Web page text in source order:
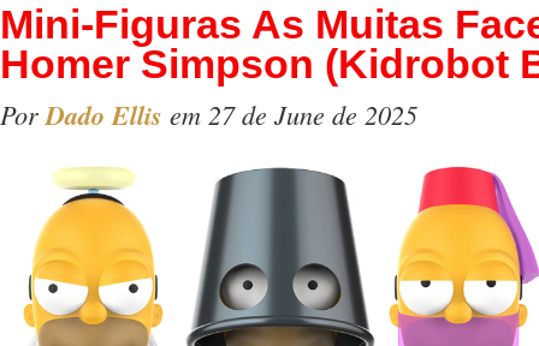
Mini-Figuras As Muitas
Homer Simpson (Kidrobot
PorDado Ellis em 27 de June de 2025